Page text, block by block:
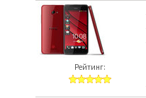
Рейтинг: